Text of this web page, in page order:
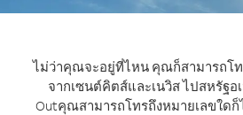
ไม่ว่าคุณจะอยู่ที่ไหน คุณก็สามารถโ
จากเซนต์คิตส์และเนวิส ไปสหรัฐอ
Outคุณสามารถโทรถึงหมายเลขใดก็